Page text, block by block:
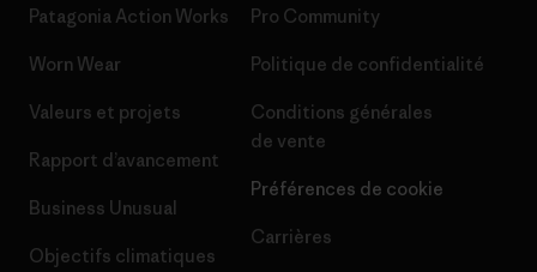
Patagonia Action Works
Worn Wear
Valeurs et projets
Rapport d’avancement
Business Unusual
Objectifs climatiques
Pro Community
Politique de confidentialité
Conditions générales
de vente
Préférences de cookie
Carrières